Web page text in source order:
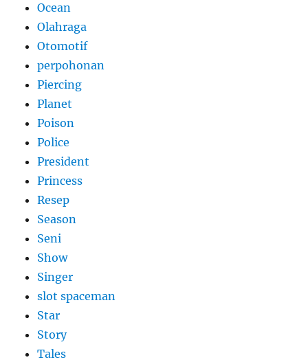
Ocean
Olahraga
Otomotif
perpohonan
Piercing
Planet
Poison
Police
President
Princess
Resep
Season
Seni
Show
Singer
slot spaceman
Star
Story
Tales